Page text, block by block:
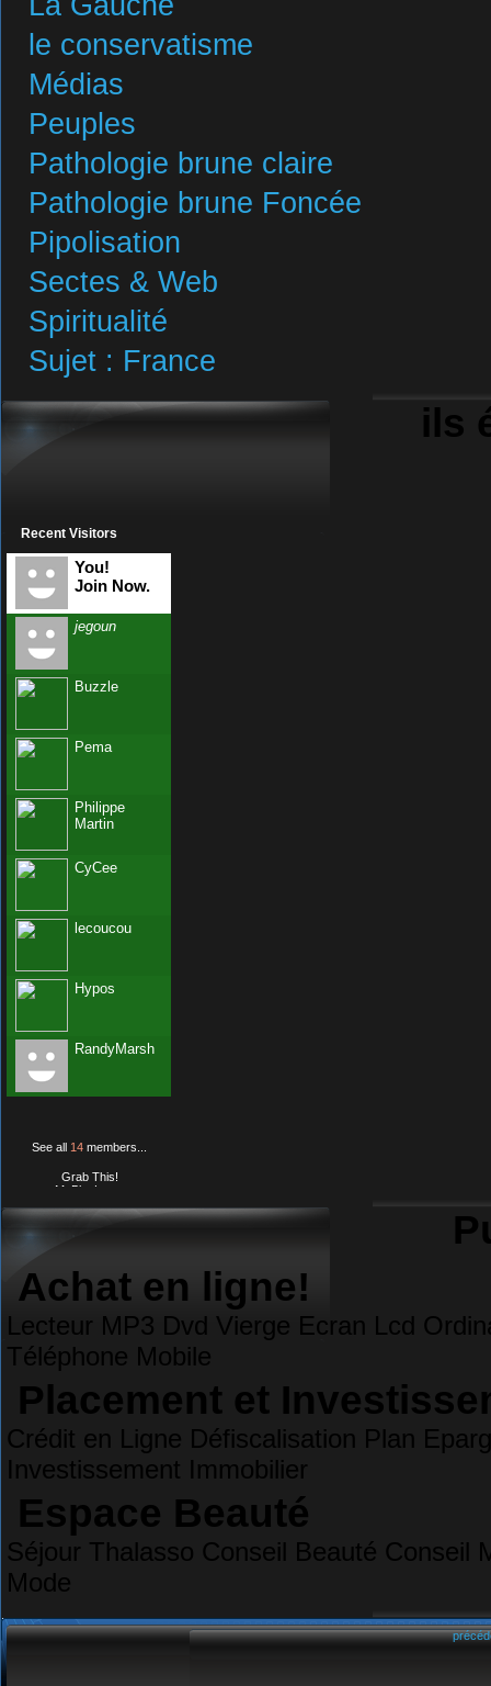
le conservatisme
Médias
Peuples
Pathologie brune claire
Pathologie brune Foncée
Pipolisation
Sectes & Web
Spiritualité
Sujet : France
ils
Recent Visitors
You!
Join Now.
jegoun
Buzzle
Pema
Philippe
Martin
CyCee
lecoucou
Hypos
RandyMarsh
See all 14members...
Grab This!
MyBlogLog
Achat en ligne!
Lecteur MP3 Dvd Vierge Ecran Lcd
Téléphone Mobile
Placement et
Crédit en Ligne Défiscalisation Plan
Investissement Immobilier
Espace Beauté
Séjour Thalasso Conseil Beauté Conseil
Mode